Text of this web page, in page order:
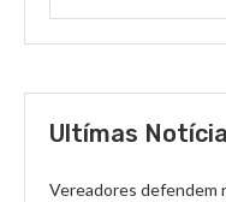
Ultímas
Vereadores defendem